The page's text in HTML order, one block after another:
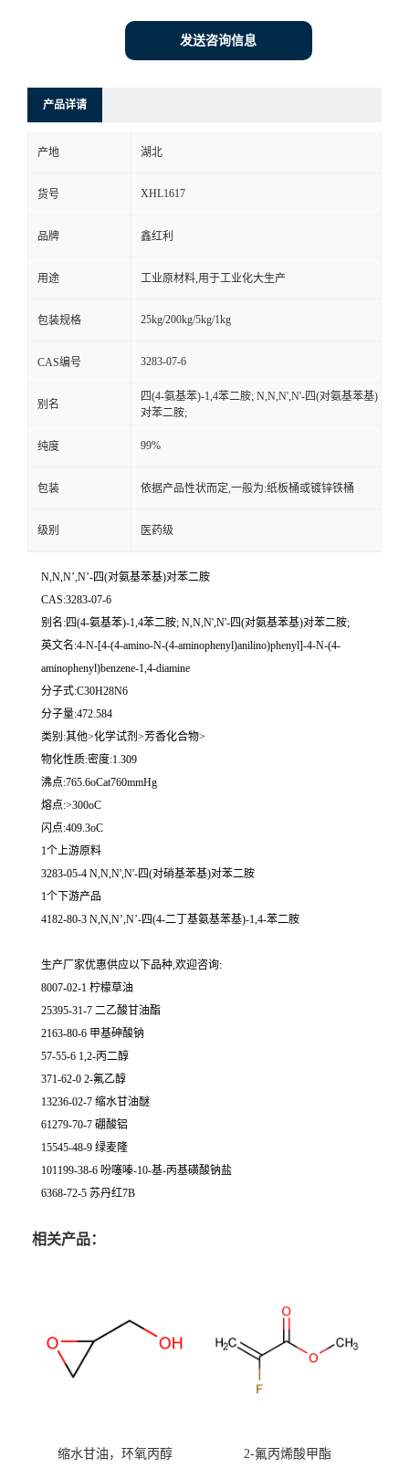
发送咨询信息
产品详请
产地 湖北
货号 XHL1617
品牌 鑫红利
用途 工业原材料,用于工业化大生产
包装规格 25kg/200kg/5kg/1kg
CAS编号 3283-07-6
别名
四(4-氨基苯)-1,4苯二胺; N,N,N',N'-四(对氨基苯基)
对苯二胺;
纯度 99%
包装 依据产品性状而定,一般为:纸板桶或镀锌铁桶
级别 医药级
N,N,N’,N’-四(对氨基苯基)对苯二胺
CAS:3283-07-6
别名:四(4-氨基苯)-1,4苯二胺; N,N,N',N'-四(对氨基苯基)对苯二胺;
英文名:4-N-[4-(4-amino-N-(4-aminophenyl)anilino)phenyl]-4-N-(4-
aminophenyl)benzene-1,4-diamine
分子式:C30H28N6
分子量:472.584
类别:其他>化学试剂>芳香化合物>
物化性质:密度:1.309
沸点:765.6oCat760mmHg
熔点:>300oC
闪点:409.3oC
1个上游原料
3283-05-4 N,N,N',N'-四(对硝基苯基)对苯二胺
1个下游产品
4182-80-3 N,N,N’,N’-四(4-二丁基氨基苯基)-1,4-苯二胺
生产厂家优惠供应以下品种,欢迎咨询:
8007-02-1 柠檬草油
25395-31-7 二乙酸甘油酯
2163-80-6 甲基砷酸钠
57-55-6 1,2-丙二醇
371-62-0 2-氟乙醇
13236-02-7 缩水甘油醚
61279-70-7 硼酸铝
15545-48-9 绿麦隆
101199-38-6 吩噻嗪-10-基-丙基磺酸钠盐
6368-72-5 苏丹红7B
相关产品：
缩水甘油，环氧丙醇 2-氟丙烯酸甲酯